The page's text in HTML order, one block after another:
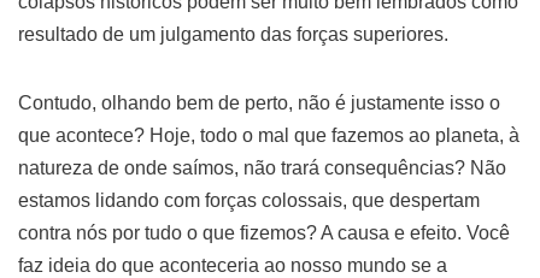
resultado de um julgamento das forças superiores.
Contudo, olhando bem de perto, não é justamente isso o
que acontece? Hoje, todo o mal que fazemos ao planeta, à
natureza de onde saímos, não trará consequências? Não
estamos lidando com forças colossais, que despertam
contra nós por tudo o que fizemos? A causa e efeito. Você
faz ideia do que aconteceria ao nosso mundo se a